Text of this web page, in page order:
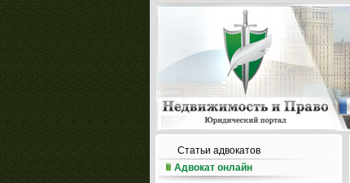
Статьи адвокатов
Адвокат онлайн